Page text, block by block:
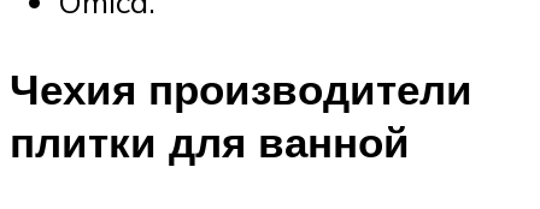
Чехия производители
плитки для ванной